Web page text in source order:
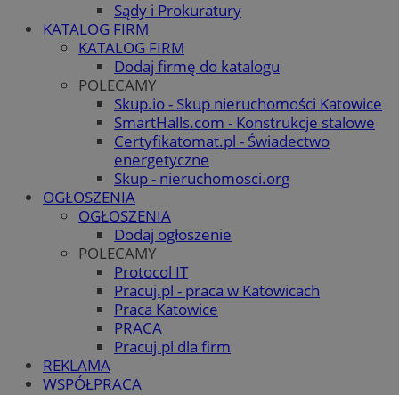
Sądy i Prokuratury
KATALOG FIRM
KATALOG FIRM
Dodaj firmę do katalogu
POLECAMY
Skup.io - Skup nieruchomości Katowice
SmartHalls.com - Konstrukcje stalowe
Certyfikatomat.pl - Świadectwo
energetyczne
Skup - nieruchomosci.org
OGŁOSZENIA
OGŁOSZENIA
Dodaj ogłoszenie
POLECAMY
Protocol IT
Pracuj.pl - praca w Katowicach
Praca Katowice
PRACA
Pracuj.pl dla firm
REKLAMA
WSPÓŁPRACA